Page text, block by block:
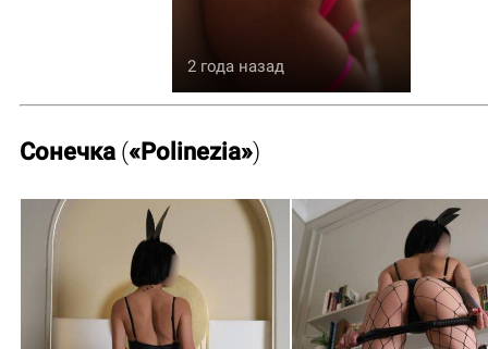
2 года назад
Сонечка («Polinezia»)